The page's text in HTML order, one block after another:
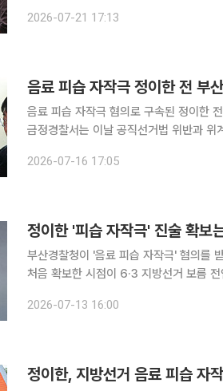
2026-07-21 17:13
음료 피습 자작극 정이한 전 부
음료 피습 자작극 혐의로 구속된 정이한 전
금정경찰서는 이날 공직선거법 위반과
스크 차림으로 검찰에 출석했다. '왜 선거
2026-07-16 17:05
정이한 '피습 자작극' 진술 확보
부산경찰청이 '음료 피습 자작극' 혐의를
처음 확보한 시점이 6·3 지방선거 보름 전인 지난 5
로잡기 위해 공보규칙 제5조 제1항에 따라
2026-07-13 16:00
정이한, 지방선거 음료 피습 자